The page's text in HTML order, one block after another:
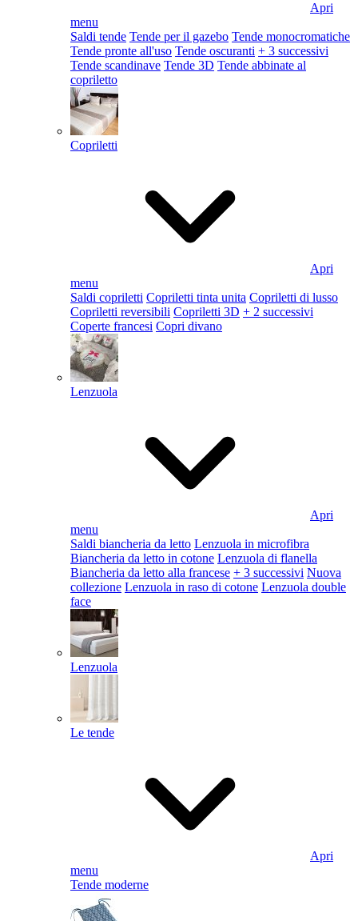
Apri
menu
Saldi tende Tende per il gazebo Tende monocromatiche
Tende pronte all'uso Tende oscuranti + 3 successivi
Tende scandinave Tende 3D Tende abbinate al
copriletto
Copriletti
Apri
menu
Saldi copriletti Copriletti tinta unita Copriletti di lusso
Copriletti reversibili Copriletti 3D + 2 successivi
Coperte francesi Copri divano
Lenzuola
Apri
menu
Saldi biancheria da letto Lenzuola in microfibra
Biancheria da letto in cotone Lenzuola di flanella
Biancheria da letto alla francese + 3 successivi Nuova
collezione Lenzuola in raso di cotone Lenzuola double
face
Lenzuola
Le tende
Apri
menu
Tende moderne